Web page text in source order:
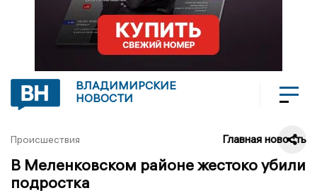
ВЛАДИМИРСКИЕ
НОВОСТИ
Происшествия Главная новость
В Меленковском районе жестоко убили
подростка